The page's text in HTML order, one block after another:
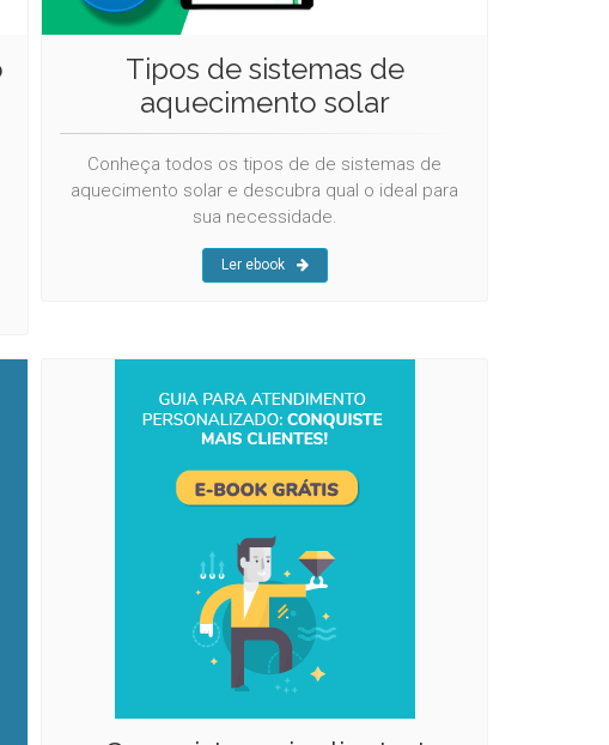
Tipos de sistemas de
aquecimento solar
Conheça todos os tipos de de sistemas de
aquecimento solar e descubra qual o ideal para
sua necessidade.
Ler ebook